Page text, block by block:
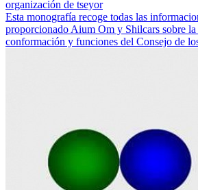
organización de tseyor
Esta monografía recoge todas las
proporcionado Aium Om y Shilcars sobre la
conformación y funciones del Consejo de